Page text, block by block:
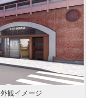
観イメージ